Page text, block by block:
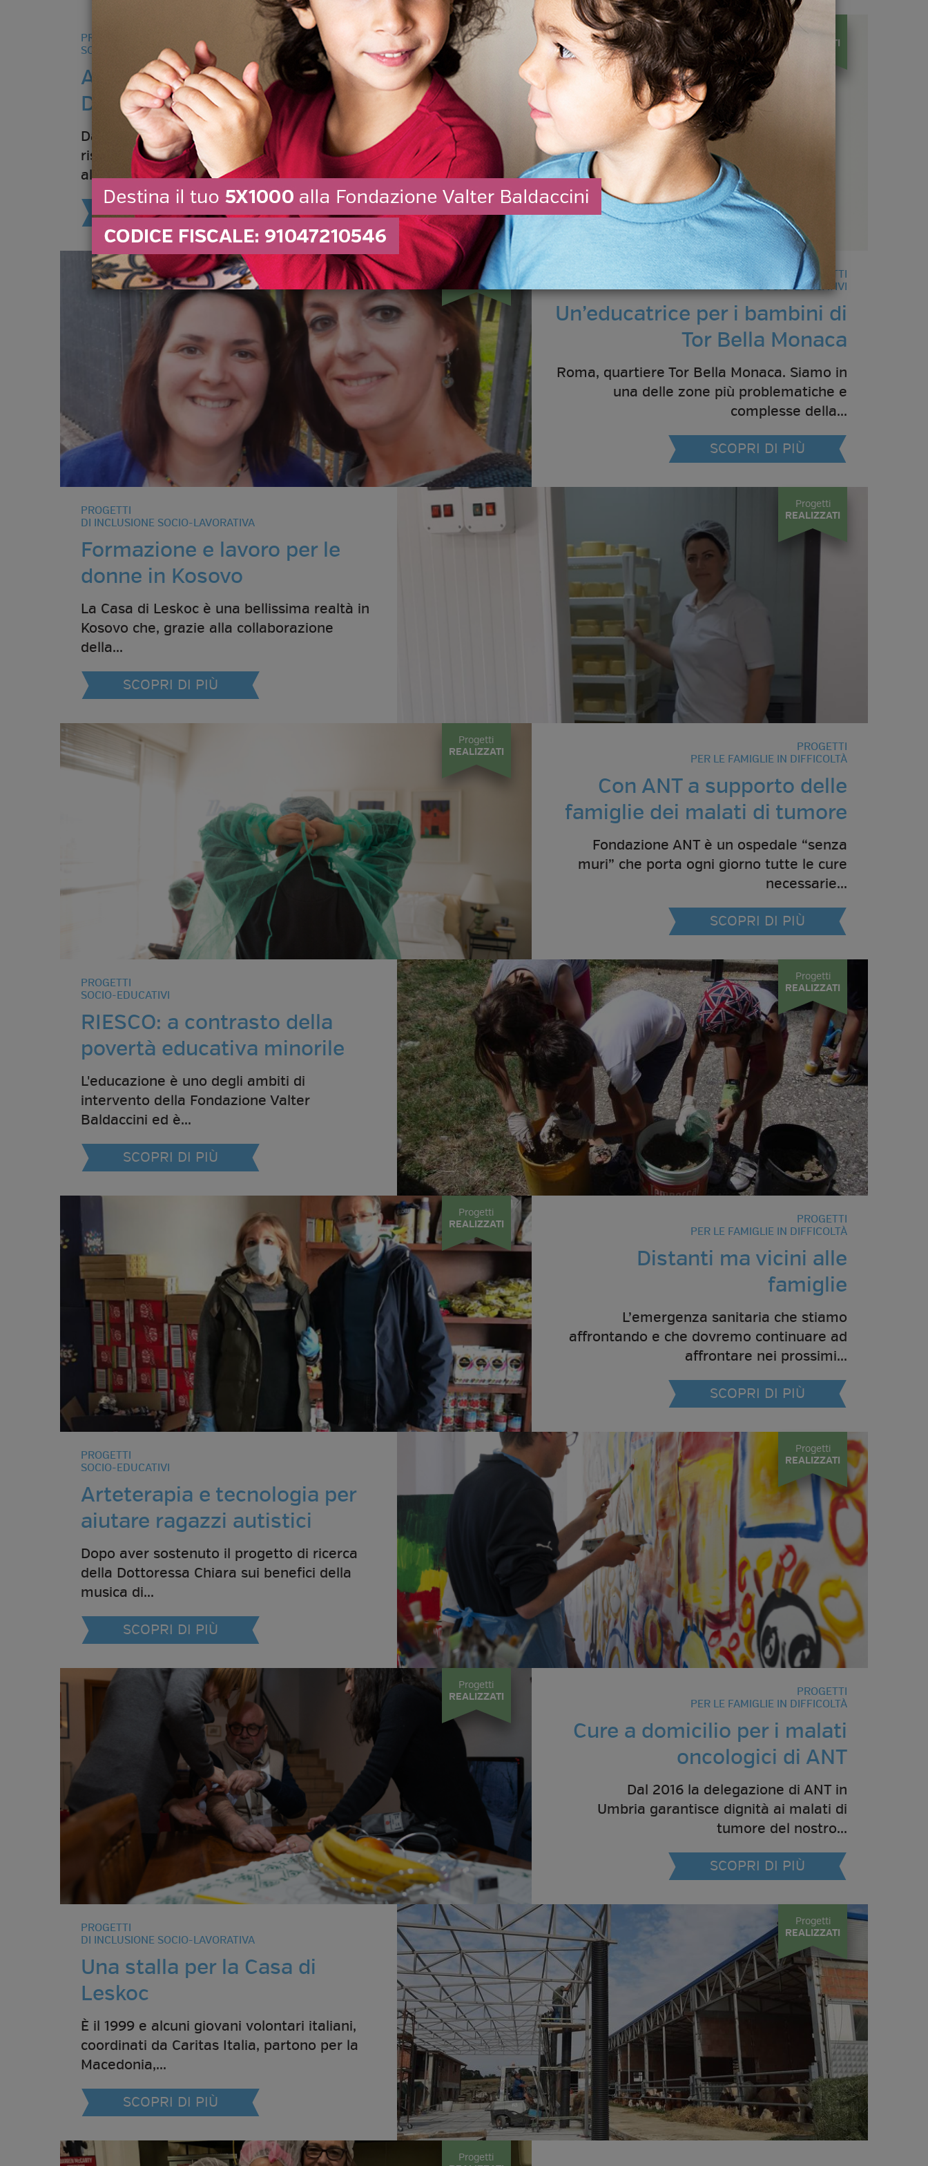
REALIZZATI
PROGETTI
SOCIO-EDUCATIVI
Accesso all’università per
Dardana e Ariana
Dardana e Ariana sono sorelle e avevano
rispettivamente 6 e 5 anni quando, insieme
al fratellino Arian,...
SCOPRI DI PIÙ
Progetti
REALIZZATI
PROGETTI
SOCIO-EDUCATIVI
Un’educatrice per i bambini di
Tor Bella Monaca
Roma, quartiere Tor Bella Monaca. Siamo in
una delle zone più problematiche e
complesse della...
SCOPRI DI PIÙ
Progetti
REALIZZATI
PROGETTI
DI INCLUSIONE SOCIO-LAVORATIVA
Formazione e lavoro per le
donne in Kosovo
La Casa di Leskoc è una bellissima realtà in
Kosovo che, grazie alla collaborazione
della...
SCOPRI DI PIÙ
Progetti
REALIZZATI
PROGETTI
PER LE FAMIGLIE IN DIFFICOLTÀ
Con ANT a supporto delle
famiglie dei malati di tumore
Fondazione ANT è un ospedale “senza
muri” che porta ogni giorno tutte le cure
necessarie...
SCOPRI DI PIÙ
Progetti
REALIZZATI
PROGETTI
SOCIO-EDUCATIVI
RIESCO: a contrasto della
povertà educativa minorile
L'educazione è uno degli ambiti di
intervento della Fondazione Valter
Baldaccini ed è...
SCOPRI DI PIÙ
Progetti
REALIZZATI
PROGETTI
PER LE FAMIGLIE IN DIFFICOLTÀ
Distanti ma vicini alle
famiglie
L’emergenza sanitaria che stiamo
affrontando e che dovremo continuare ad
affrontare nei prossimi...
SCOPRI DI PIÙ
Progetti
REALIZZATI
PROGETTI
SOCIO-EDUCATIVI
Arteterapia e tecnologia per
aiutare ragazzi autistici
Dopo aver sostenuto il progetto di ricerca
della Dottoressa Chiara sui benefici della
musica di...
SCOPRI DI PIÙ
Progetti
REALIZZATI
PROGETTI
PER LE FAMIGLIE IN DIFFICOLTÀ
Cure a domicilio per i malati
oncologici di ANT
Dal 2016 la delegazione di ANT in
Umbria garantisce dignità ai malati di
tumore del nostro...
SCOPRI DI PIÙ
Progetti
REALIZZATI
PROGETTI
DI INCLUSIONE SOCIO-LAVORATIVA
Una stalla per la Casa di
Leskoc
È il 1999 e alcuni giovani volontari italiani,
coordinati da Caritas Italia, partono per la
Macedonia,...
SCOPRI DI PIÙ
Progetti